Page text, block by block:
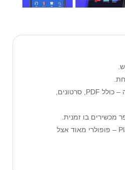
תומך בכל סוגי המדיה – כולל PDF, סרטונים,
בו זמנית.
ציון של 4.3 בחנות Play – פופולרי מאוד אצל